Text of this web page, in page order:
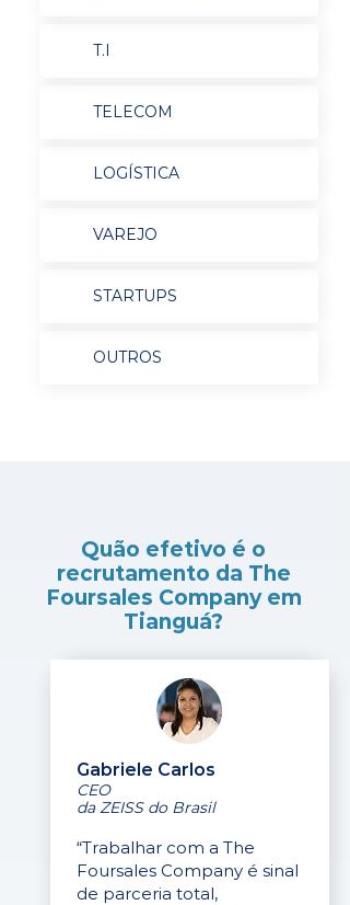
T.I
TELECOM
LOGÍSTICA
VAREJO
STARTUPS
OUTROS
Quão efetivo é o
recrutamento da The
Foursales Company em
Tianguá?
Gabriele Carlos
CEO
da ZEISS do Brasil
“Trabalhar com a The
Foursales Company é sinal
de parceria total,